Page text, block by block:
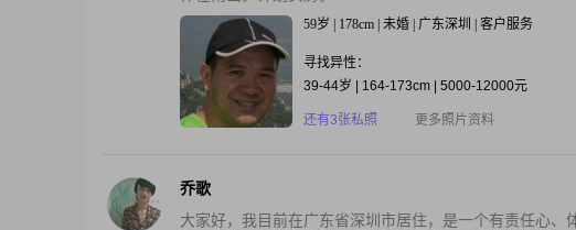
59岁 | 178cm | 未婚 | 广东深圳 | 客户服务
寻找异性：
39-44岁 | 164-173cm | 5000-12000元
还有3张私照 更多照片资料
乔歌
大家好，我目前在广东省深圳市居住，是一个有责任心